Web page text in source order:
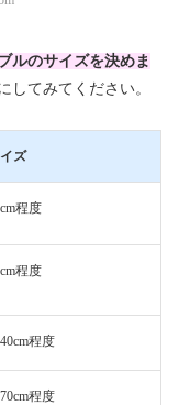
ルのサイズを決めま
してみてください。
ズ
程度
程度
程度
程度